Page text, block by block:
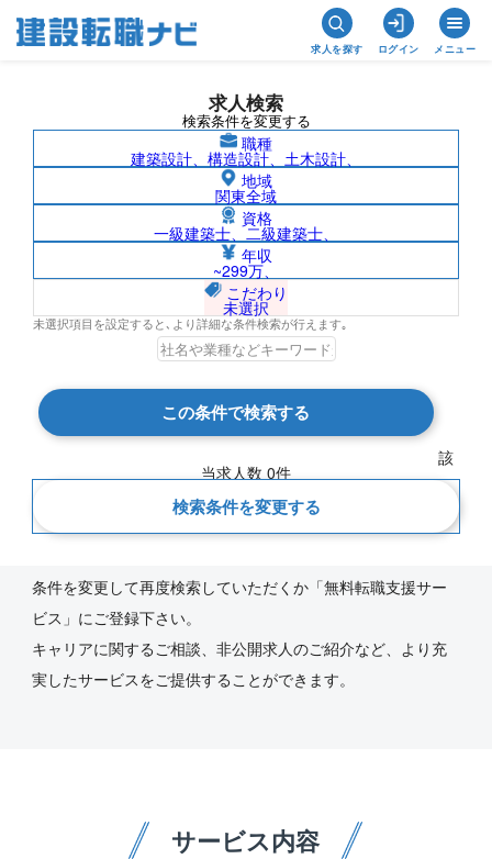
求人を探す ログイン メニュー
求人検索
検索条件を変更する
職種
建築設計、構造設計、土木設計、
地域
関東全域
資格
一級建築士、二級建築士、
年収
~299万、
こだわり
未選択
未選択項目を設定すると､より詳細な条件検索が行えます｡
この条件で検索する
該
当求人数 0件
検索条件を変更する
島根県/社名非公開の求人検索結果一覧
検索結果 0 件
現在の検索条件
条件を変更して再度検索していただくか「無料転職支援サー
ビス」にご登録下さい。
キャリアに関するご相談、非公開求人のご紹介など、より充
実したサービスをご提供することができます。
サービス内容